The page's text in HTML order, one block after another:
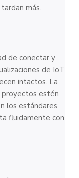
más.
de conectar y
de IoT
intactos. La
proyectos estén
los estándares
fluidamente con